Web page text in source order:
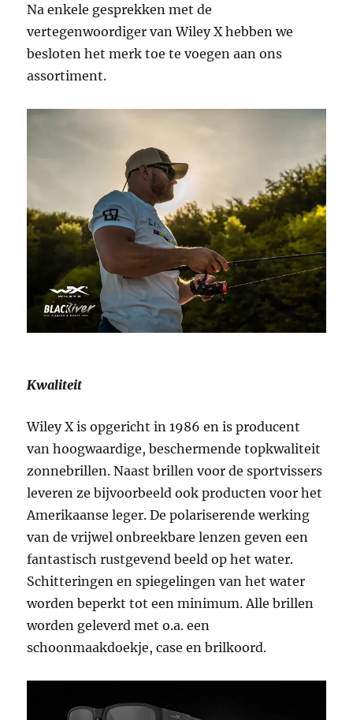
Na enkele gesprekken met de
vertegenwoordiger van Wiley X hebben we
besloten het merk toe te voegen aan ons
assortiment.
Kwaliteit
Wiley X is opgericht in 1986 en is producent
van hoogwaardige, beschermende topkwaliteit
zonnebrillen. Naast brillen voor de sportvissers
leveren ze bijvoorbeeld ook producten voor het
Amerikaanse leger. De polariserende werking
van de vrijwel onbreekbare lenzen geven een
fantastisch rustgevend beeld op het water.
Schitteringen en spiegelingen van het water
worden beperkt tot een minimum. Alle brillen
worden geleverd met o.a. een
schoonmaakdoekje, case en brilkoord.